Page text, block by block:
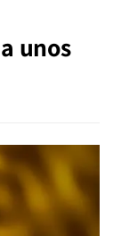
unos